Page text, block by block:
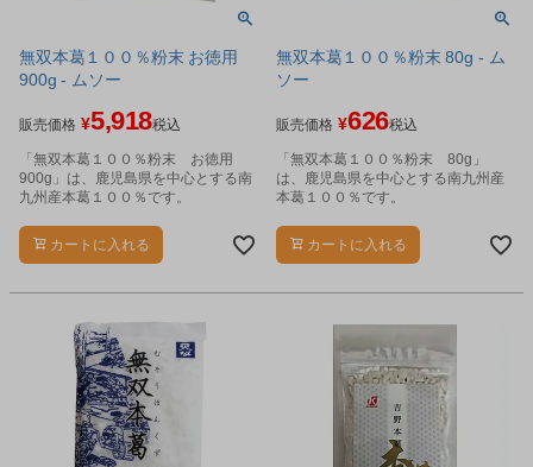
無双本葛１００％粉末 お徳用
900g - ムソー
販売価格 ¥5,918税込
「無双本葛１００％粉末 お徳用
900g」は、鹿児島県を中心とする南
九州産本葛１００％です。
カートに入れる
無双本葛１００％粉末 80g - ム
ソー
販売価格 ¥626税込
「無双本葛１００％粉末 80g」
は、鹿児島県を中心とする南九州産
本葛１００％です。
カートに入れる